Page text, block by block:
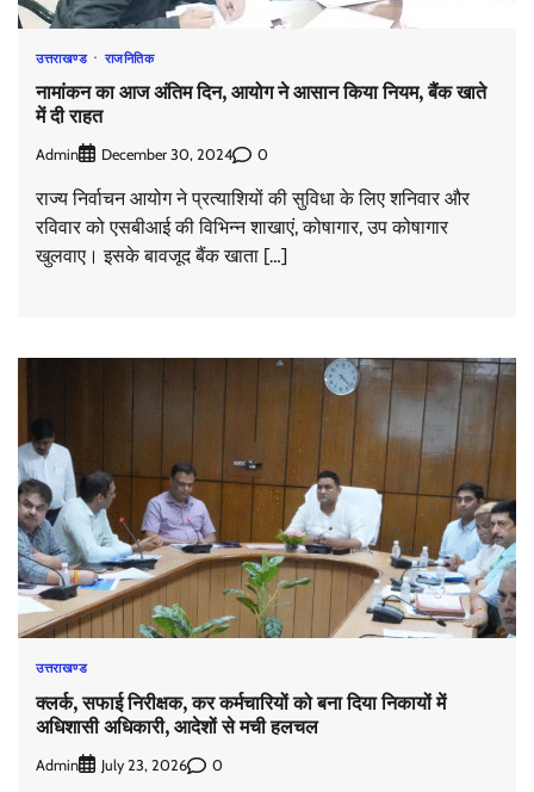
उत्तराखण्ड राजनितिक
नामांकन का आज अंतिम दिन, आयोग ने आसान किया नियम, बैंक खाते
में दी राहत
Admin December 30, 2024 0
राज्य निर्वाचन आयोग ने प्रत्याशियों की सुविधा के लिए शनिवार और
रविवार को एसबीआई की विभिन्न शाखाएं, कोषागार, उप कोषागार
खुलवाए। इसके बावजूद बैंक खाता […]
उत्तराखण्ड
क्लर्क, सफाई निरीक्षक, कर कर्मचारियों को बना दिया निकायों में
अधिशासी अधिकारी, आदेशों से मची हलचल
Admin July 23, 2026 0